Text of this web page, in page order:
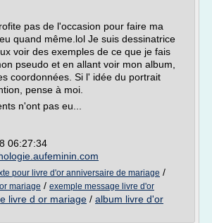
pas de l'occasion pour faire ma
quand même.lol Je suis dessinatrice
voir des exemples de ce que je fais
pseudo et en allant voir mon album,
coordonnées. Si l' idée du portrait
pense à moi.
n'ont pas eu...
06:27:34
pour livre d'or anniversaire de mariage /
mariage / exemple message livre d'or
livre d or mariage / album livre d'or